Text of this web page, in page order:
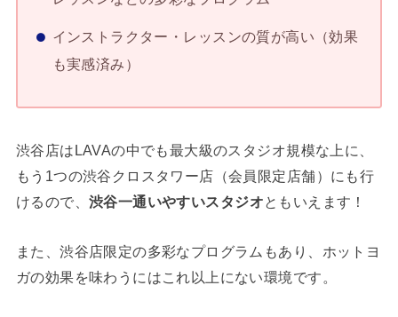
インストラクター・レッスンの質が高い（効果
も実感済み）
渋谷店はLAVAの中でも最大級のスタジオ規模な上に、
もう1つの渋谷クロスタワー店（会員限定店舗）にも行
けるので、 渋谷一通いやすいスタジオともいえます！
また、渋谷店限定の多彩なプログラムもあり、ホットヨ
ガの効果を味わうにはこれ以上にない環境です。